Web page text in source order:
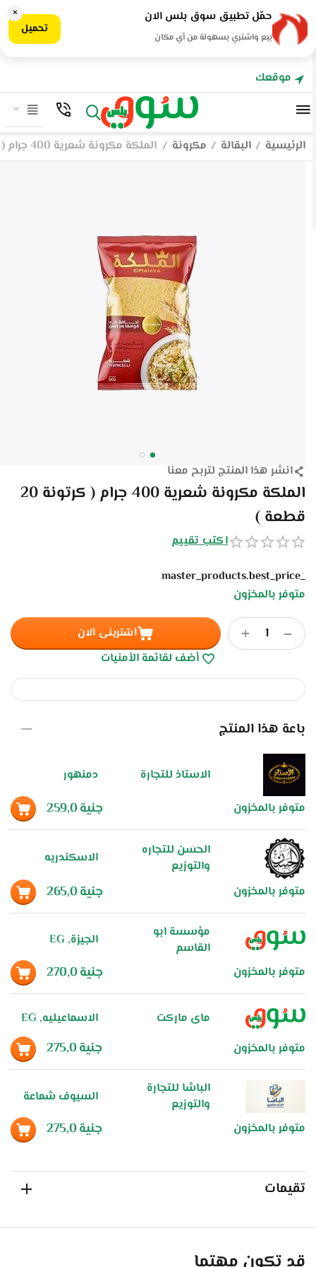
× حمّل تطبيق سوق بلس الان
بيع واشتري بسهولة من أي مكان
تحميل
موقعك
الرئيسية / البقالة / مكرونة / الملكة مكرونة شعرية 400 جرام ( كرتونة 20 قطعة )
انشر هذا المنتج لتربح معنا
الملكة مكرونة شعرية 400 جرام ( كرتونة 20
قطعة )
اكتب تقييم
_master_products.best_price
متوفر بالمخزون
+ − أشترينى ألان
أضف لقائمة الأمنيات
باعة هذا المنتج
الاستاذ للتجارة
دمنهور
متوفر بالمخزون
259,0جنية
الحسن للتجاره
والتوزيع
الاسكندريه
متوفر بالمخزون
265,0جنية
مؤسسة ابو
القاسم
الجيزة, EG
متوفر بالمخزون
270,0جنية
ماى ماركت
الاسماعيليه, EG
متوفر بالمخزون
275,0جنية
الباشا للتجارة
والتوزيع
السيوف شماعة
متوفر بالمخزون
275,0جنية
تقيمات